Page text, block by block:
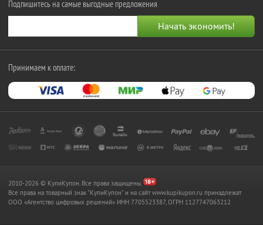
Подпишитесь на самые выгодные предложения
Принимаем к оплате:
2010-2026 © КупиКупон. Все права защищены.
Все права на товарный знак "КупиКупон" и на сайт www.kupikupon.ru принадлежат
OOO «Агентство цифровых решений» ИНН 7705523387, ОГРН 1127747063212